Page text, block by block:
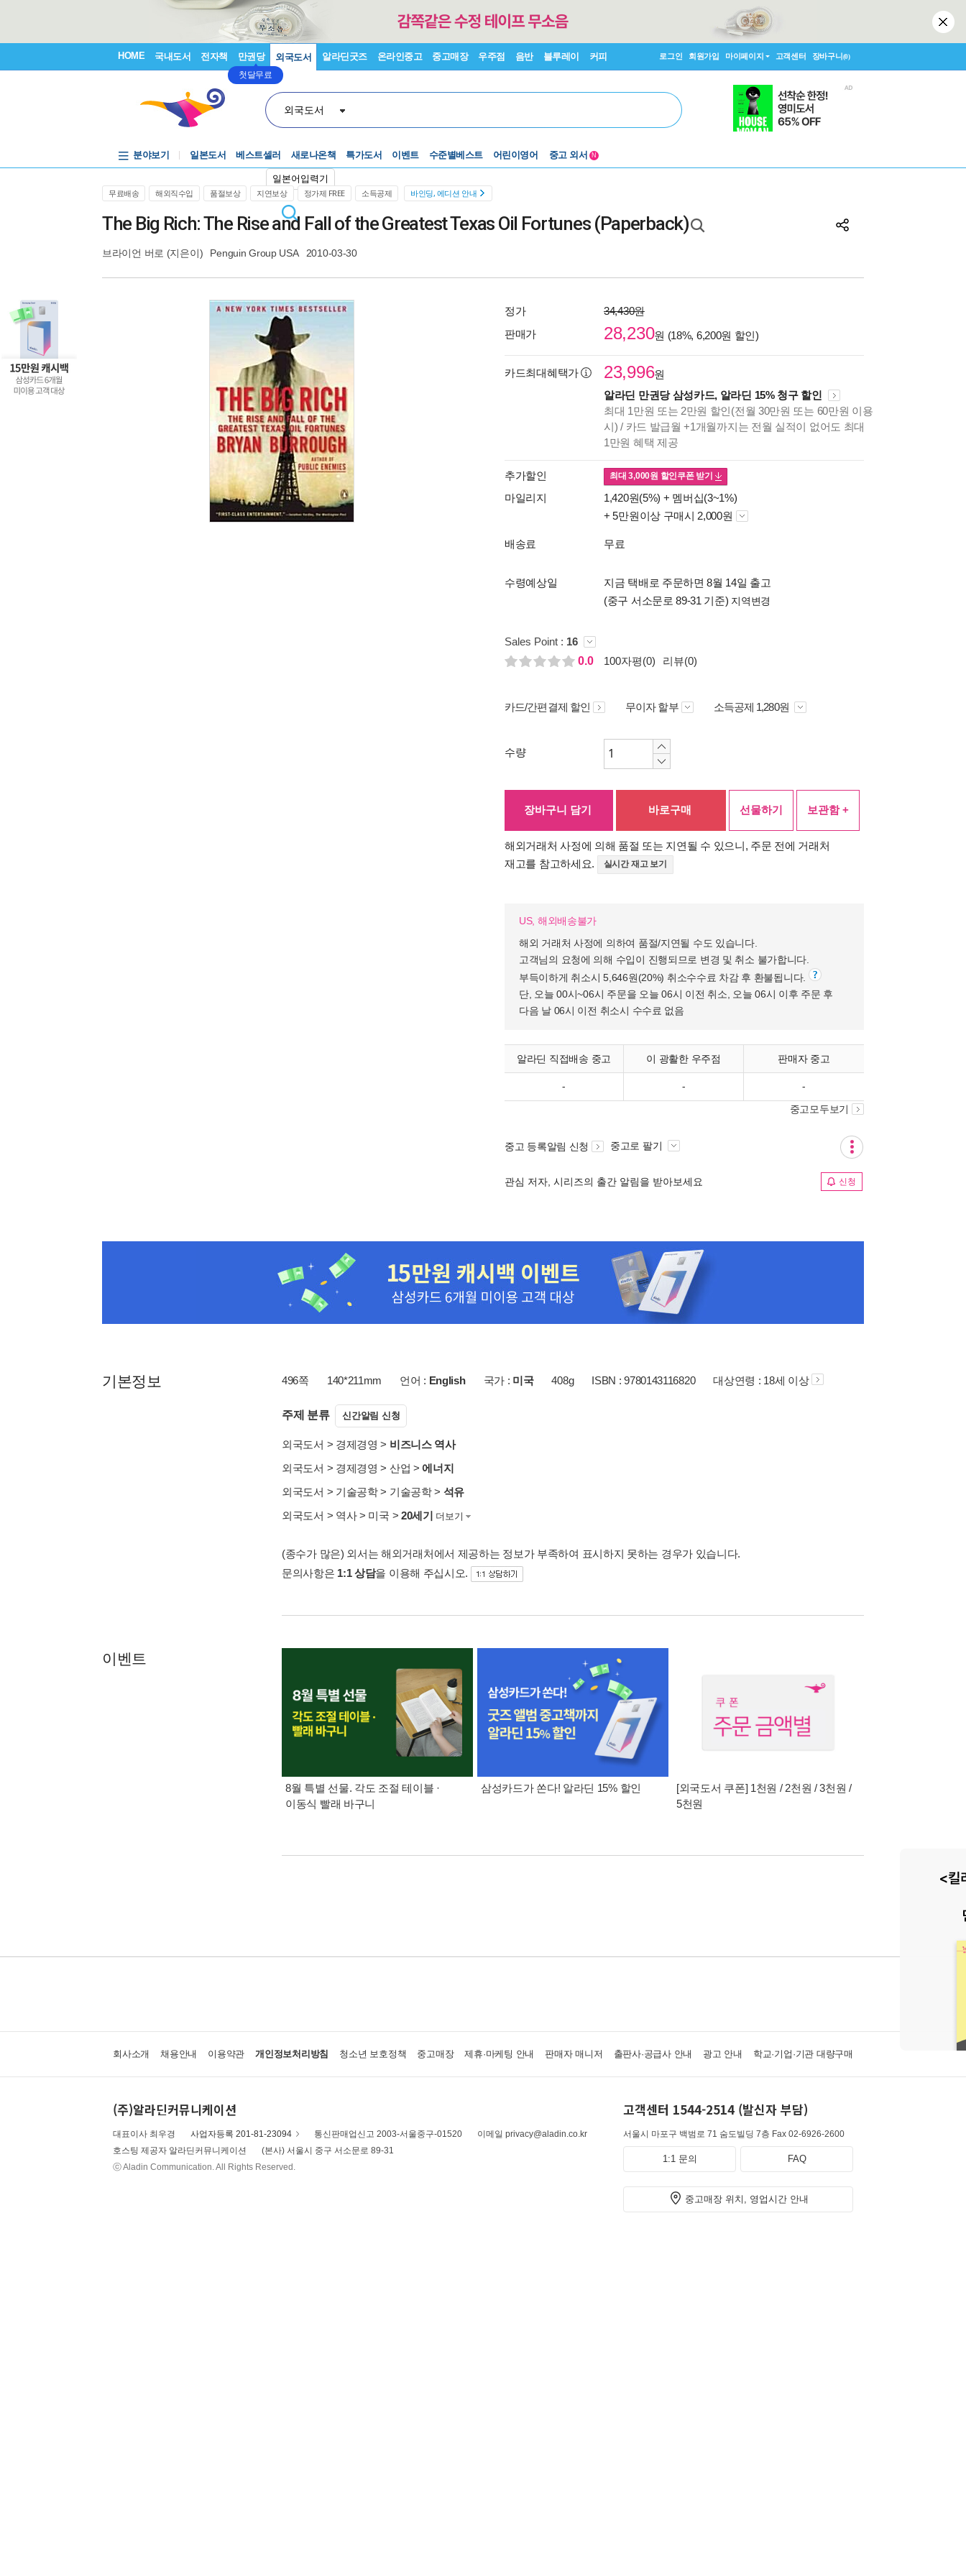
HOME 국내도서 전자책 만권당
첫달무료
외국도서 알라딘굿즈 온라인중고 중고매장 우주점 음반 블루레이 커피 로그인 회원가입 마이페이지 고객센터 장바구니(0)
외국도서
일본어입력기
분야보기 일본도서 베스트셀러 새로나온책 특가도서 이벤트
수준별베스트
수준별베스트
어린이영어
중고 외서
N
무료배송 해외직수입 품절보상 지연보상 정가제 FREE 소득공제 바인딩, 에디션 안내
The Big Rich: The Rise and Fall of the Greatest Texas Oil Fortunes (Paperback)
브라이언 버로 (지은이) Penguin Group USA 2010-03-30
정가
34,430원
판매가
28,230원 (18%, 6,200원 할인)
카드최대혜택가 23,996원
알라딘 만권당 삼성카드, 알라딘 15% 청구 할인
최대 1만원 또는 2만원 할인(전월 30만원 또는 60만원 이용
시) / 카드 발급월 +1개월까지는 전월 실적이 없어도 최대
1만원 혜택 제공
추가할인 최대3,000원 할인쿠폰 받기
마일리지 1,420원(5%) + 멤버십(3~1%)
+ 5만원이상 구매시 2,000원
배송료 무료
수령예상일
지금 택배로 주문하면 8월 14일 출고
(중구 서소문로 89-31 기준) 지역변경
Sales Point : 16
0.0
100자평(0) 리뷰(0)
카드/간편결제 할인 무이자 할부 소득공제 1,280원
수량
장바구니 담기 바로구매 선물하기 보관함 +
해외거래처 사정에 의해 품절 또는 지연될 수 있으니, 주문 전에 거래처
재고를 참고하세요.
실시간 재고 보기
US, 해외배송불가
해외 거래처 사정에 의하여 품절/지연될 수도 있습니다.
고객님의 요청에 의해 수입이 진행되므로 변경 및 취소 불가합니다.
부득이하게 취소시 5,646원(20%) 취소수수료 차감 후 환불됩니다.
단, 오늘 00시~06시 주문을 오늘 06시 이전 취소, 오늘 06시 이후 주문 후
다음 날 06시 이전 취소시 수수료 없음
알라딘 직접배송 중고 이 광활한 우주점 판매자 중고
- - -
중고모두보기
중고 등록알림 신청 중고로 팔기
관심 저자, 시리즈의 출간 알림을 받아보세요 신청
기본정보 496쪽 140*211mm 언어 : English 국가 : 미국 408g ISBN : 9780143116820 대상연령 : 18세 이상
주제 분류 신간알림 신청
외국도서 > 경제경영 > 비즈니스 역사
외국도서 > 경제경영 > 산업 >에너지
외국도서 > 기술공학> 기술공학> 석유
외국도서 > 역사> 미국 > 20세기 더보기
(종수가 많은) 외서는 해외거래처에서 제공하는 정보가 부족하여 표시하지 못하는 경우가 있습니다.
문의사항은 1:1 상담을 이용해 주십시오.
이벤트
8월 특별 선물. 각도 조절 테이블 ·
이동식 빨래 바구니
삼성카드가 쏜다! 알라딘 15% 할인
[외국도서 쿠폰] 1천원 / 2천원 / 3천원 /
5천원
회사소개 채용안내 이용약관 개인정보처리방침 청소년 보호정책 중고매장 제휴·마케팅 안내 판매자 매니저 출판사·공급사 안내 광고 안내 학교·기업·기관 대량구매
(주)알라딘커뮤니케이션
대표이사 최우경 사업자등록 201-81-23094 통신판매업신고 2003-서울중구-01520
이메일 privacy@aladin.co.kr
호스팅 제공자 알라딘커뮤니케이션
(본사) 서울시 중구 서소문로 89-31
ⓒ Aladin Communication. All Rights Reserved.
고객센터 1544-2514 (발신자 부담)
서울시 마포구 백범로 71 숨도빌딩 7층 Fax 02-6926-2600
1:1 문의 FAQ
중고매장 위치, 영업시간 안내